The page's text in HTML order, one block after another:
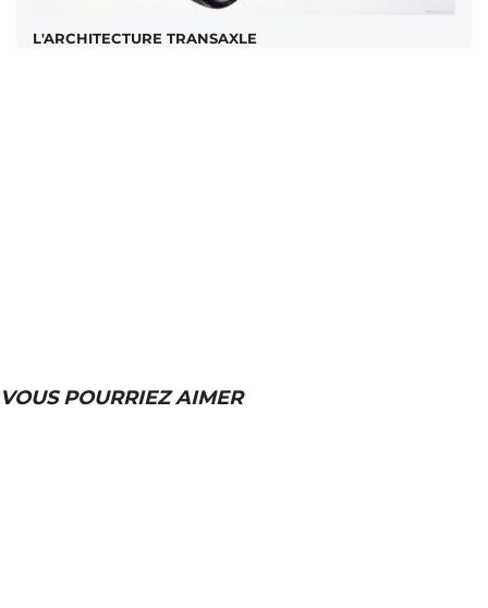
L'ARCHITECTURE TRANSAXLE
VOUS POURRIEZ AIMER